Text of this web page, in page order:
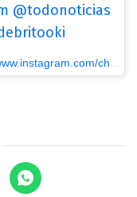
@todonoticias
?utm_source=ig_embed&utm_medium=loading] Agencia Christian Manzanelli